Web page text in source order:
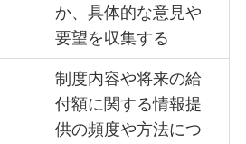
か、具体的な意見や
要望を収集する
制度内容や将来の給
付額に関する情報提
供の頻度や方法につ